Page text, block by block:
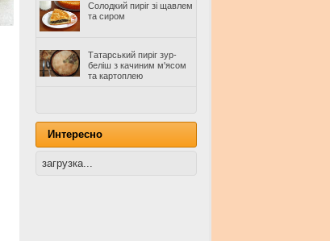
Солодкий пиріг зі щавлем
та сиром
Татарський пиріг зур-
беліш з качиним м'ясом
та картоплею
Интересно
загрузка...